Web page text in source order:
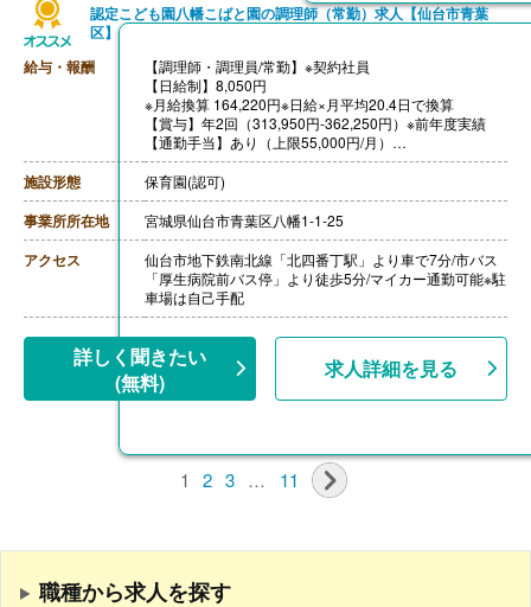
認定こども園八幡こばと園の調理師（常勤）求人【仙台市青葉
区】
給与・報酬
【調理師・調理員/常勤】※契約社員
【日給制】8,050円
※月給換算 164,220円※日給×月平均20.4日で換算
【賞与】年2回（313,950円-362,250円）※前年度実績
【通勤手当】あり（上限55,000円/月）
【昇給】なし
【退職金】あり※共済加入
施設形態 保育園(認可)
事業所所在地 宮城県仙台市青葉区八幡1-1-25
アクセス
仙台市地下鉄南北線「北四番丁駅」より車で7分/市バス
「厚生病院前バス停」より徒歩5分/マイカー通勤可能※駐
車場は自己手配
詳しく聞きたい
(無料)
求人詳細を見る
1 2 3 … 11
職種から求人を探す